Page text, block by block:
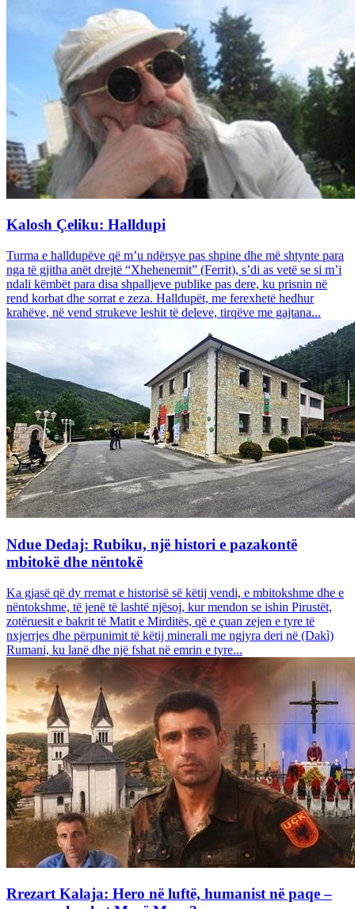
Kalosh Çeliku: Halldupi
Turma e halldupëve që m’u ndërsye pas shpine dhe më shtynte para
nga të gjitha anët drejtë “Xhehenemit” (Ferrit), s’di as vetë se si m’i
ndali këmbët para disa shpalljeve publike pas dere, ku prisnin në
rend korbat dhe sorrat e zeza. Halldupët, me ferexhetë hedhur
krahëve, në vend strukeve leshit të deleve, tirqëve me gajtana...
Ndue Dedaj: Rubiku, një histori e pazakontë
mbitokë dhe nëntokë
Ka gjasë që dy rremat e historisë së këtij vendi, e mbitokshme dhe e
nëntokshme, të jenë të lashtë njësoj, kur mendon se ishin Pirustët,
zotëruesit e bakrit të Matit e Mirditës, që e çuan zejen e tyre të
nxjerrjes dhe përpunimit të këtij minerali me ngjyra deri në (Dakì)
Rumani, ku lanë dhe një fshat në emrin e tyre...
Rrezart Kalaja: Hero në luftë, humanist në paqe –